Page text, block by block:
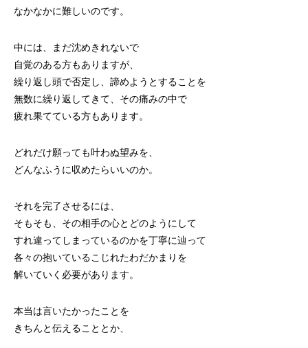
なかなかに難しいのです。
中には、まだ沈めきれないで
自覚のある方もありますが、
繰り返し頭で否定し、諦めようとすることを
無数に繰り返してきて、その痛みの中で
疲れ果てている方もあります。
どれだけ願っても叶わぬ望みを、
どんなふうに収めたらいいのか。
それを完了させるには、
そもそも、その相手の心とどのようにして
すれ違ってしまっているのかを丁寧に辿って
各々の抱いているこじれたわだかまりを
解いていく必要があります。
本当は言いたかったことを
きちんと伝えることとか、